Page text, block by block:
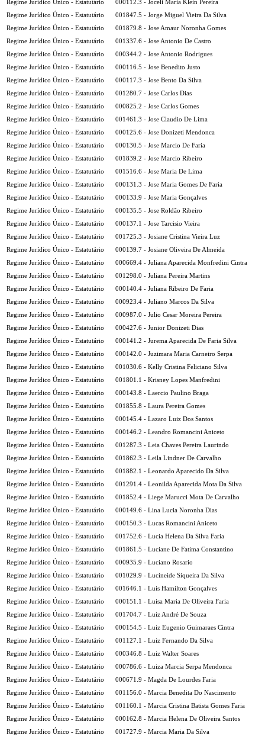
Regime Jurídico Único - Estatutário
000112.3 - Joceli Maria Klein Pereira
Regime Jurídico Único - Estatutário
001847.5 - Jorge Miguel Vieira Da Silva
Regime Jurídico Único - Estatutário
001879.8 - Jose Amaur Noronha Gomes
Regime Jurídico Único - Estatutário
001337.6 - Jose Antonio De Castro
Regime Jurídico Único - Estatutário
000344.2 - Jose Antonio Rodrigues
Regime Jurídico Único - Estatutário
000116.5 - Jose Benedito Justo
Regime Jurídico Único - Estatutário
000117.3 - Jose Bento Da Silva
Regime Jurídico Único - Estatutário
001280.7 - Jose Carlos Dias
Regime Jurídico Único - Estatutário
000825.2 - Jose Carlos Gomes
Regime Jurídico Único - Estatutário
001461.3 - Jose Claudio De Lima
Regime Jurídico Único - Estatutário
000125.6 - Jose Donizeti Mendonca
Regime Jurídico Único - Estatutário
000130.5 - Jose Marcio De Faria
Regime Jurídico Único - Estatutário
001839.2 - Jose Marcio Ribeiro
Regime Jurídico Único - Estatutário
001516.6 - Jose Maria De Lima
Regime Jurídico Único - Estatutário
000131.3 - Jose Maria Gomes De Faria
Regime Jurídico Único - Estatutário
000133.9 - Jose Maria Gonçalves
Regime Jurídico Único - Estatutário
000135.5 - Jose Roldão Ribeiro
Regime Jurídico Único - Estatutário
000137.1 - Jose Tarcisio Vieira
Regime Jurídico Único - Estatutário
001725.3 - Josiane Cristina Vieira Luz
Regime Jurídico Único - Estatutário
000139.7 - Josiane Oliveira De Almeida
Regime Jurídico Único - Estatutário
000669.4 - Juliana Aparecida Monfredini Cintra
Regime Jurídico Único - Estatutário
001298.0 - Juliana Pereira Martins
Regime Jurídico Único - Estatutário
000140.4 - Juliana Ribeiro De Faria
Regime Jurídico Único - Estatutário
000923.4 - Juliano Marcos Da Silva
Regime Jurídico Único - Estatutário
000987.0 - Julio Cesar Moreira Pereira
Regime Jurídico Único - Estatutário
000427.6 - Junior Donizeti Dias
Regime Jurídico Único - Estatutário
000141.2 - Jurema Aparecida De Faria Silva
Regime Jurídico Único - Estatutário
000142.0 - Juzimara Maria Carneiro Serpa
Regime Jurídico Único - Estatutário
001030.6 - Kelly Cristina Feliciano Silva
Regime Jurídico Único - Estatutário
001801.1 - Krisney Lopes Manfredini
Regime Jurídico Único - Estatutário
000143.8 - Laercio Paulino Braga
Regime Jurídico Único - Estatutário
001855.8 - Laura Pereira Gomes
Regime Jurídico Único - Estatutário
000145.4 - Lazaro Luiz Dos Santos
Regime Jurídico Único - Estatutário
000146.2 - Leandro Romancini Aniceto
Regime Jurídico Único - Estatutário
001287.3 - Leia Chaves Pereira Laurindo
Regime Jurídico Único - Estatutário
001862.3 - Leila Lindner De Carvalho
Regime Jurídico Único - Estatutário
001882.1 - Leonardo Aparecido Da Silva
Regime Jurídico Único - Estatutário
001291.4 - Leonilda Aparecida Mota Da Silva
Regime Jurídico Único - Estatutário
001852.4 - Liege Marucci Mota De Carvalho
Regime Jurídico Único - Estatutário
000149.6 - Lina Lucia Noronha Dias
Regime Jurídico Único - Estatutário
000150.3 - Lucas Romancini Aniceto
Regime Jurídico Único - Estatutário
001752.6 - Lucia Helena Da Silva Faria
Regime Jurídico Único - Estatutário
001861.5 - Luciane De Fatima Constantino
Regime Jurídico Único - Estatutário
000935.9 - Luciano Rosario
Regime Jurídico Único - Estatutário
001029.9 - Lucineide Siqueira Da Silva
Regime Jurídico Único - Estatutário
001646.1 - Luis Hamilton Gonçalves
Regime Jurídico Único - Estatutário
000151.1 - Luisa Maria De Oliveira Faria
Regime Jurídico Único - Estatutário
001704.7 - Luiz André De Souza
Regime Jurídico Único - Estatutário
000154.5 - Luiz Eugenio Guimaraes Cintra
Regime Jurídico Único - Estatutário
001127.1 - Luiz Fernando Da Silva
Regime Jurídico Único - Estatutário
000346.8 - Luiz Walter Soares
Regime Jurídico Único - Estatutário
000786.6 - Luiza Marcia Serpa Mendonca
Regime Jurídico Único - Estatutário
000671.9 - Magda De Lourdes Faria
Regime Jurídico Único - Estatutário
001156.0 - Marcia Benedita Do Nascimento
Regime Jurídico Único - Estatutário
001160.1 - Marcia Cristina Batista Gomes Faria
Regime Jurídico Único - Estatutário
000162.8 - Marcia Helena De Oliveira Santos
Regime Jurídico Único - Estatutário
001727.9 - Marcia Maria Da Silva